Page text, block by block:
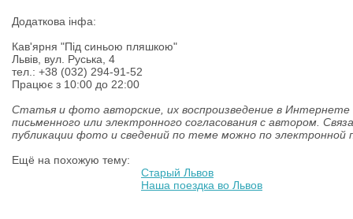
Додаткова iнфа:
Кав'ярня "Під синьою пляшкою"
Львiв, вул. Руська, 4
тел.: +38 (032) 294-91-52
Працює з 10:00 до 22:00
Статья и фото авторские, их воспроизведение в
письменного или электронного согласования с автором.
публикации фото и сведений по теме можно по электронной
Ещё на похожую тему:
Старый Львов
Наша поездка во Львов